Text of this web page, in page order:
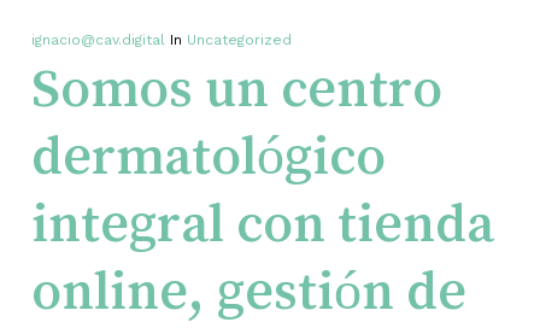
ignacio@cav.digital In Uncategorized
Somos un centro
dermatológico
integral con tienda
online, gestión de